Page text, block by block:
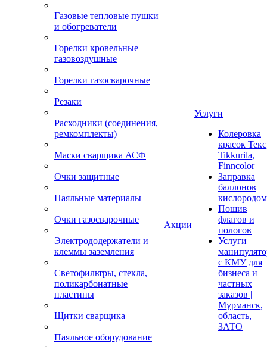
Газовые тепловые пушки
и обогреватели
Горелки кровельные
газовоздушные
Горелки газосварочные
Резаки
Расходники (соединения,
ремкомплекты)
Маски сварщика АСФ
Очки защитные
Паяльные материалы
Очки газосварочные
Электрододержатели и
клеммы заземления
Светофильтры, стекла,
поликарбонатные
пластины
Щитки сварщика
Паяльное оборудование
Акции
Услуги
Колеровка
красок
Tikkurila,
Finncolor
Заправка
баллонов
кислородом
Пошив
флагов и
пологов
Услуги
с КМУ для
бизнеса и
частных
заказов |
Мурманск,
область,
ЗАТО